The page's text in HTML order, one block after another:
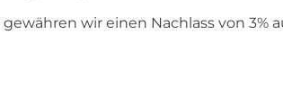
wir einen Nachlass von 3%